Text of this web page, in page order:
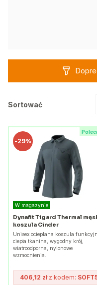
Sortować
-29%
W magazynie
Dynafit Tigard Thermal
koszula Cinder
Unisex ocieplana koszula
ciepła tkanina, wygodny krój,
wiatroodporna, nylonowe
wzmocnienia.
406,12 złz kodem: